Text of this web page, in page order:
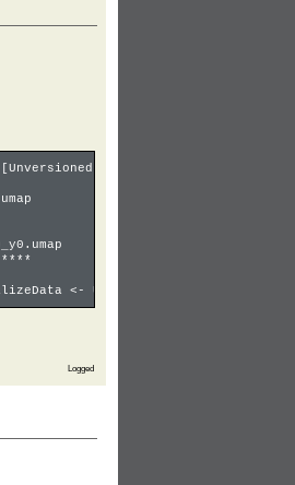
Names: 511 Exports: 244
<-
Logged